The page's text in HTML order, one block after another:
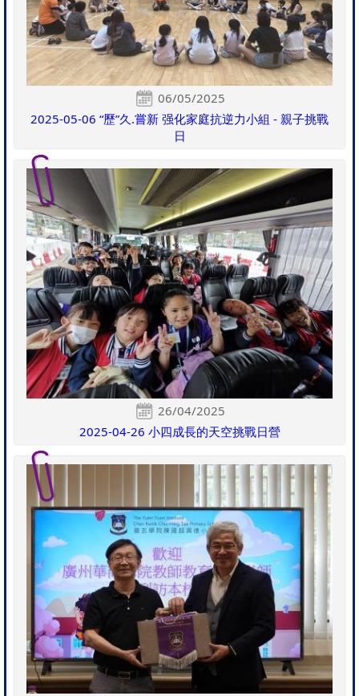
06/05/2025
2025-05-06 “歷”久.嘗新 强化家庭抗逆力小組 - 親子挑戰
日
26/04/2025
2025-04-26 小四成長的天空挑戰日營